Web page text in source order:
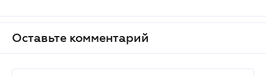
Оставьте комментарий